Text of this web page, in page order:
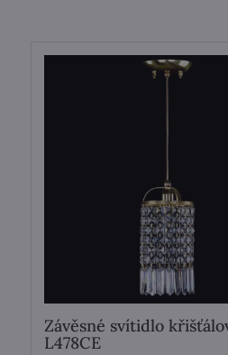
Závěsné svítidlo
L478CE